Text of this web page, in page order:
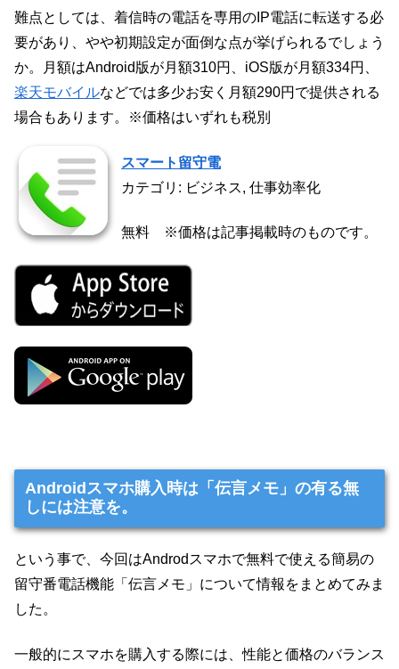
難点としては、着信時の電話を専用のIP電話に転送する必
要があり、やや初期設定が面倒な点が挙げられるでしょう
か。月額はAndroid版が月額310円、iOS版が月額334円、
楽天モバイルなどでは多少お安く月額290円で提供される
場合もあります。※価格はいずれも税別
スマート留守電
カテゴリ: ビジネス, 仕事効率化
無料 ※価格は記事掲載時のものです。
Androidスマホ購入時は「伝言メモ」の有る無
しには注意を。
という事で、今回はAndrodスマホで無料で使える簡易の
留守番電話機能「伝言メモ」について情報をまとめてみま
した。
一般的にスマホを購入する際には、性能と価格のバランス